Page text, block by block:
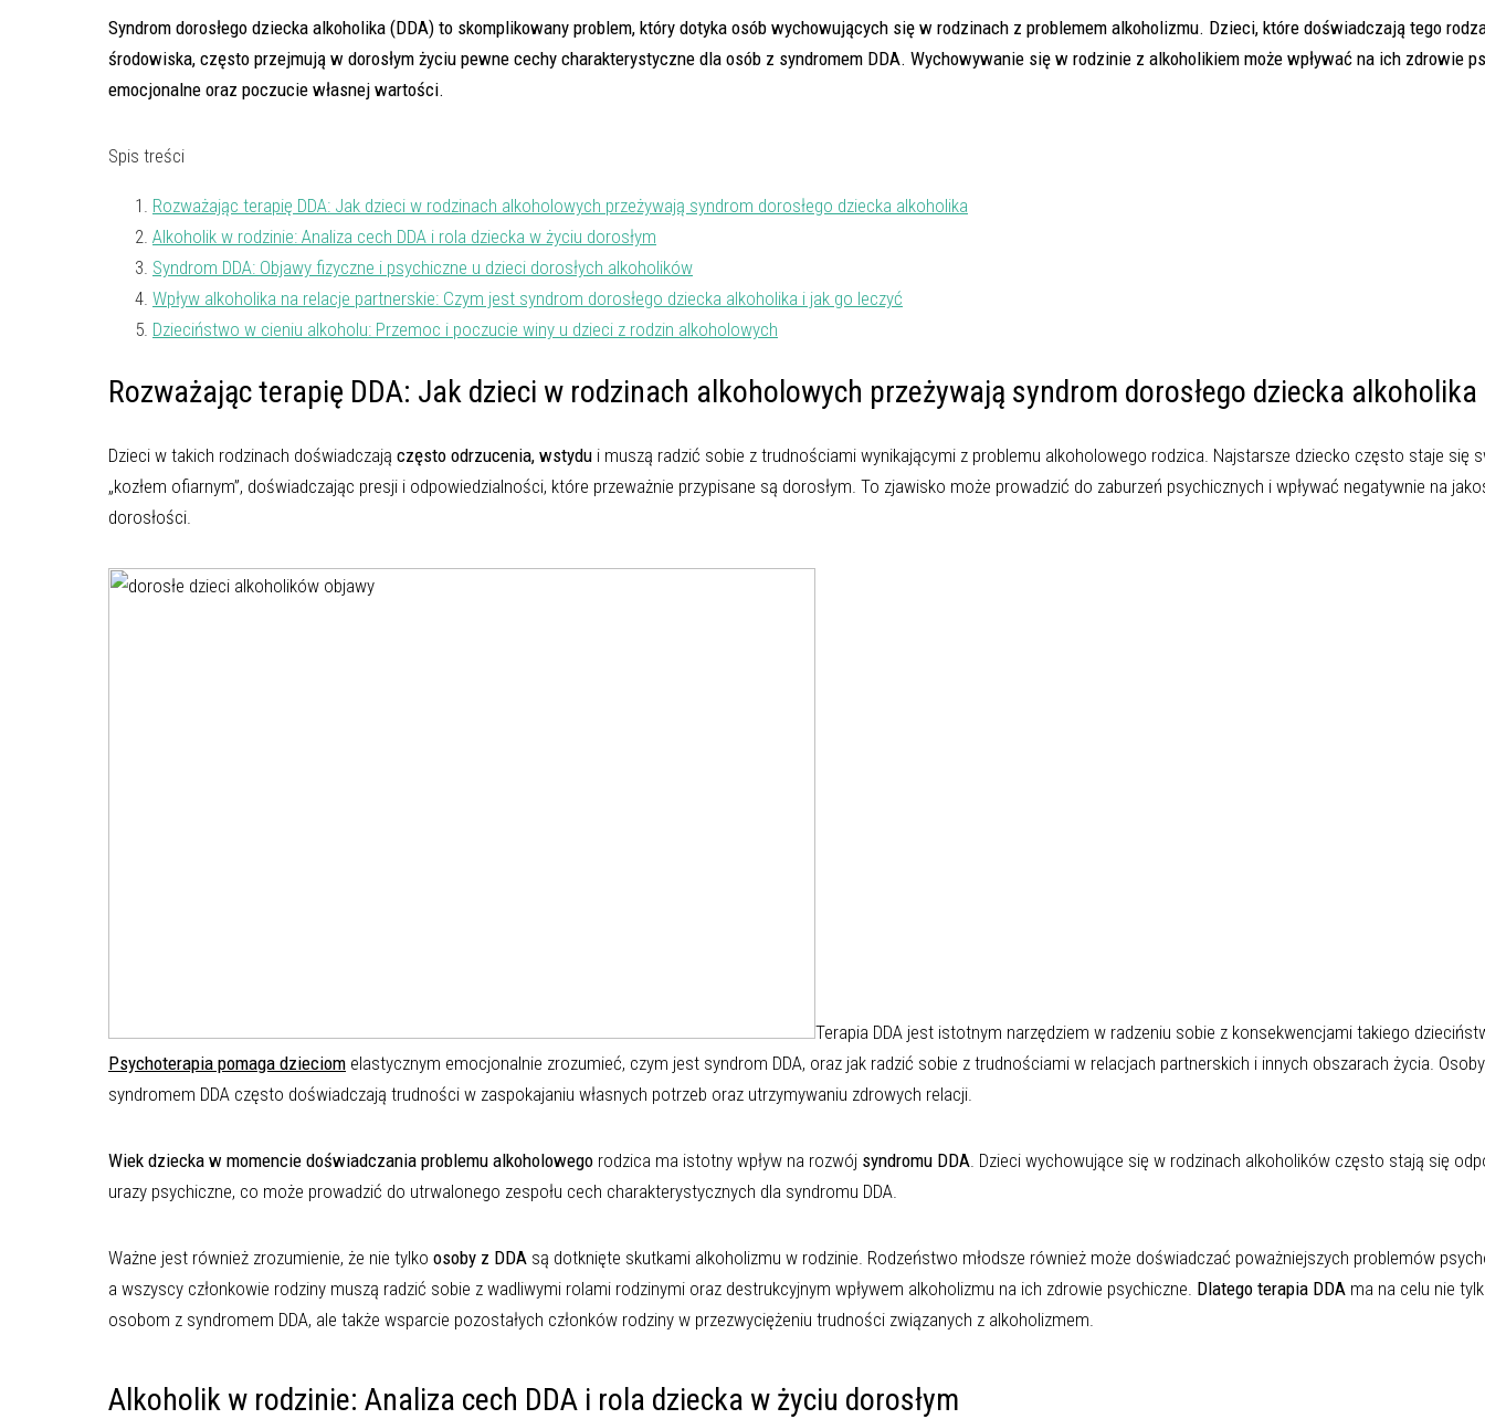
Syndrom dorosłego dziecka alkoholika (DDA) to skomplikowany problem, który dotyka osób wychowujących się w rodzinach z problemem alkoholizmu. Dzieci, które doświadczają tego
środowiska, często przejmują w dorosłym życiu pewne cechy charakterystyczne dla osób z syndromem DDA. Wychowywanie się w rodzinie z alkoholikiem może wpływać na ich zdrowie
emocjonalne oraz poczucie własnej wartości.
Spis treści
Rozważając terapię DDA: Jak dzieci w rodzinach alkoholowych przeżywają syndrom dorosłego dziecka alkoholika
Alkoholik w rodzinie: Analiza cech DDA i rola dziecka w życiu dorosłym
Syndrom DDA: Objawy fizyczne i psychiczne u dzieci dorosłych alkoholików
Wpływ alkoholika na relacje partnerskie: Czym jest syndrom dorosłego dziecka alkoholika i jak go leczyć
Dzieciństwo w cieniu alkoholu: Przemoc i poczucie winy u dzieci z rodzin alkoholowych
Rozważając terapię DDA: Jak dzieci w rodzinach alkoholowych przeżywają syndrom dorosłego dziecka alkoholika
Dzieci w takich rodzinach doświadczają często odrzucenia, wstydu i muszą radzić sobie z trudnościami wynikającymi z problemu alkoholowego rodzica. Najstarsze dziecko często staje się
„kozłem ofiarnym”, doświadczając presji i odpowiedzialności, które przeważnie przypisane są dorosłym. To zjawisko może prowadzić do zaburzeń psychicznych i wpływać negatywnie na
dorosłości.
Terapia DDA jest istotnym narzędziem w radzeniu sobie z konsekwencjami takiego
Psychoterapia pomaga dzieciom elastycznym emocjonalnie zrozumieć, czym jest syndrom DDA, oraz jak radzić sobie z trudnościami w relacjach partnerskich i innych obszarach życia.
syndromem DDA często doświadczają trudności w zaspokajaniu własnych potrzeb oraz utrzymywaniu zdrowych relacji.
Wiek dziecka w momencie doświadczania problemu alkoholowego rodzica ma istotny wpływ na rozwój syndromu DDA. Dzieci wychowujące się w rodzinach alkoholików często stają się
urazy psychiczne, co może prowadzić do utrwalonego zespołu cech charakterystycznych dla syndromu DDA.
Ważne jest również zrozumienie, że nie tylko osoby z DDA są dotknięte skutkami alkoholizmu w rodzinie. Rodzeństwo młodsze również może doświadczać poważniejszych problemów
a wszyscy członkowie rodziny muszą radzić sobie z wadliwymi rolami rodzinymi oraz destrukcyjnym wpływem alkoholizmu na ich zdrowie psychiczne. Dlatego terapia DDA ma na celu nie
osobom z syndromem DDA, ale także wsparcie pozostałych członków rodziny w przezwyciężeniu trudności związanych z alkoholizmem.
Alkoholik w rodzinie: Analiza cech DDA i rola dziecka w życiu dorosłym